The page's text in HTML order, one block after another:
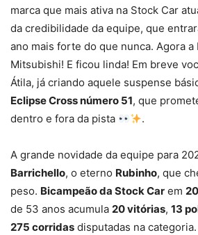
marca que mais ativa na Stock Car
da credibilidade da equipe, que
ano mais forte do que nunca. Agora a
Mitsubishi! E ficou linda! Em breve
Átila, já criando aquele suspense
Eclipse Cross número 51, que
dentro e fora da pista
.
A grande novidade da equipe para
Barrichello, o eterno Rubinho, que
peso. Bicampeão da Stock Car em
de 53 anos acumula 20 vitórias, 13
275 corridas disputadas na